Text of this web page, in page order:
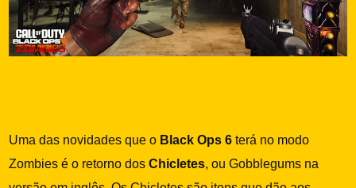
Uma das novidades que o Black Ops 6 terá no modo
Zombies é o retorno dosChicletes, ou Gobblegums na